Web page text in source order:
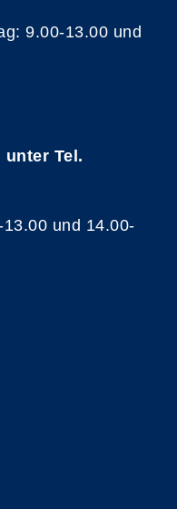
9.00-13.00 und
Tel.
und 14.00-